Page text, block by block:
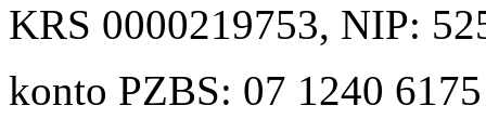
KRS 0000219753, NIP:
konto PZBS: 07 1240